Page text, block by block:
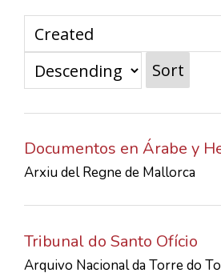
COLLECTIONS
CONTACTS
Sort
Documentos en Árabe y
Arxiu del Regne de Mallorca
Tribunal do Santo Ofício
Arquivo Nacional da Torre do